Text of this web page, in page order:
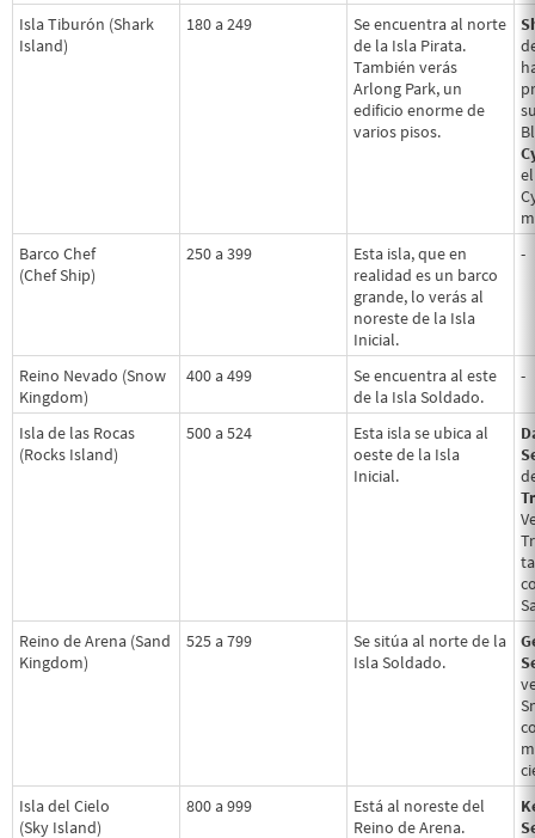
Isla Tiburón (Shark
Island)
180 a 249
Se encuentra al norte
de la Isla Pirata.
También verás
Arlong Park, un
edificio enorme de
varios pisos.
Barco Chef
(Chef Ship)
250 a 399
Esta isla, que en
realidad es un barco
grande, lo verás al
noreste de la Isla
Inicial.
-
Reino Nevado (Snow
Kingdom)
400 a 499
Se encuentra al este
de la Isla Soldado.
-
Isla de las Rocas
(Rocks Island)
500 a 524
Esta isla se ubica al
oeste de la Isla
Inicial.
Reino de Arena (Sand
Kingdom)
525 a 799
Se sitúa al norte de la
Isla Soldado.
Isla del Cielo
(Sky Island)
800 a 999
Está al noreste del
Reino de Arena.